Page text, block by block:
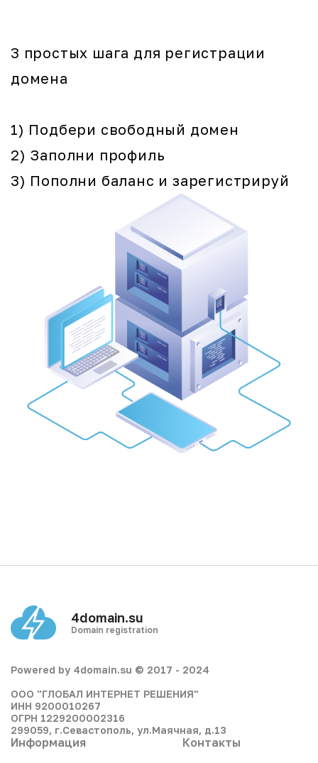
3 простых шага для регистрации
домена
1) Подбери свободный домен
2) Заполни профиль
3) Пополни баланс и зарегистрируй
4domain.su
Domain registration
Powered by 4domain.su © 2017 - 2024
ООО "ГЛОБАЛ ИНТЕРНЕТ РЕШЕНИЯ"
ИНН 9200010267
ОГРН 1229200002316
299059, г.Севастополь, ул.Маячная, д.13
Информация Контакты